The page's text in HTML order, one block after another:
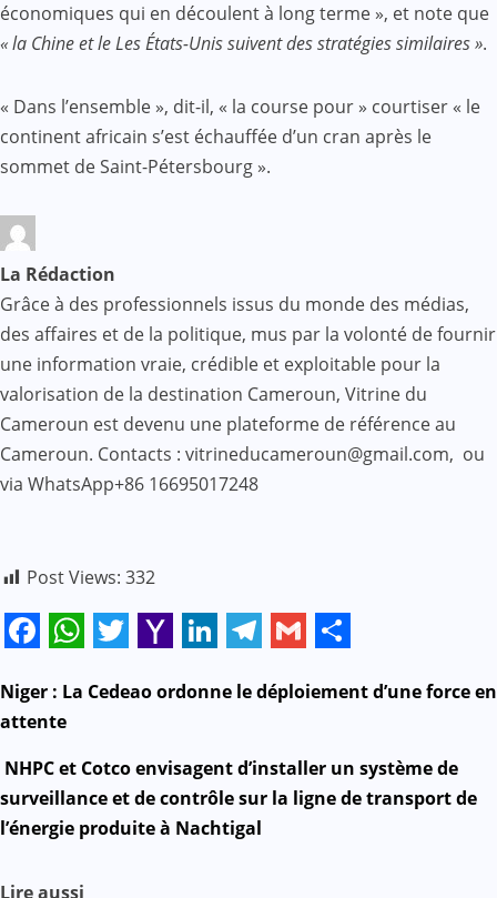
économiques qui en découlent à long terme », et note que
« la Chine et le Les États-Unis suivent des stratégies similaires ».
« Dans l’ensemble », dit-il, « la course pour » courtiser « le
continent africain s’est échauffée d’un cran après le
sommet de Saint-Pétersbourg ».
La Rédaction
Grâce à des professionnels issus du monde des médias,
des affaires et de la politique, mus par la volonté de fournir
une information vraie, crédible et exploitable pour la
valorisation de la destination Cameroun, Vitrine du
Cameroun est devenu une plateforme de référence au
Cameroun. Contacts : vitrineducameroun@gmail.com, ou
via WhatsApp+86 16695017248
Post Views: 332
Mail
N
v
i
g
Niger : La Cedeao ordonne le déploiement d’une force en
attente
NHPC et Cotco envisagent d’installer un système de
surveillance et de contrôle sur la ligne de transport de
l’énergie produite à Nachtigal
Lire aussi